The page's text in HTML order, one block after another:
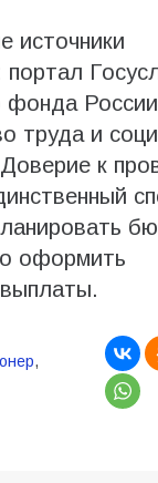
источники
фонда
труда и
к
оформить
,